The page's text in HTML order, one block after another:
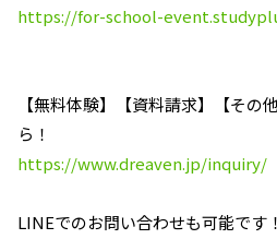
https://for-school-
【無料体験】【資料請求】【その
ら！
https://www.dreaven.jp/inquiry/
LINEでのお問い合わせも可能です！